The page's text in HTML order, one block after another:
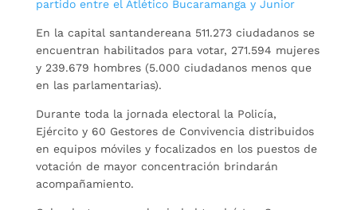
partido entre el Atlético Bucaramanga y Junior
En la capital santandereana 511.273 ciudadanos se
encuentran habilitados para votar, 271.594 mujeres
y 239.679 hombres (5.000 ciudadanos menos que
en las parlamentarias).
Durante toda la jornada electoral la Policía,
Ejército y 60 Gestores de Convivencia distribuidos
en equipos móviles y focalizados en los puestos de
votación de mayor concentración brindarán
acompañamiento.